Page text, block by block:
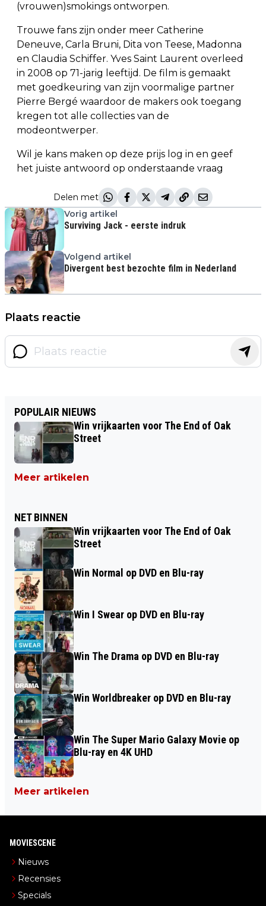
(vrouwen)smokings ontworpen.
Trouwe fans zijn onder meer Catherine
Deneuve, Carla Bruni, Dita von Teese, Madonna
en Claudia Schiffer. Yves Saint Laurent overleed
in 2008 op 71-jarig leeftijd. De film is gemaakt
met goedkeuring van zijn voormalige partner
Pierre Bergé waardoor de makers ook toegang
kregen tot alle collecties van de
modeontwerper.
Wil je kans maken op deze prijs log in en geef
het juiste antwoord op onderstaande vraag
Delen met
Vorig artikel
Surviving Jack - eerste indruk
Volgend artikel
Divergent best bezochte film in Nederland
Plaats reactie
POPULAIR NIEUWS
Win vrijkaarten voor The End of Oak
Street
Meer artikelen
NET BINNEN
Win vrijkaarten voor The End of Oak
Street
Win Normal op DVD en Blu-ray
Win I Swear op DVD en Blu-ray
Win The Drama op DVD en Blu-ray
Win Worldbreaker op DVD en Blu-ray
Win The Super Mario Galaxy Movie op
Blu-ray en 4K UHD
Meer artikelen
MOVIESCENE
Nieuws
Recensies
Specials